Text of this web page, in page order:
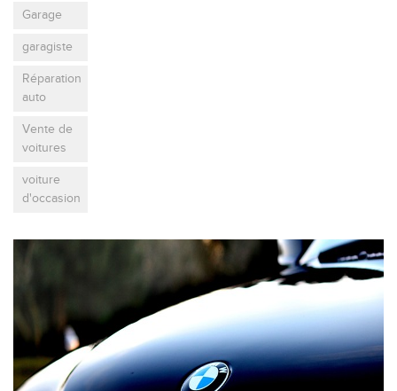
Garage
garagiste
Réparation
auto
Vente de
voitures
voiture
d'occasion